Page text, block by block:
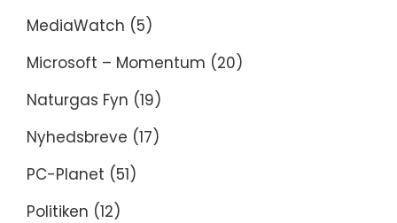
MediaWatch (5)
Microsoft – Momentum (20)
Naturgas Fyn (19)
Nyhedsbreve (17)
PC-Planet (51)
Politiken (12)